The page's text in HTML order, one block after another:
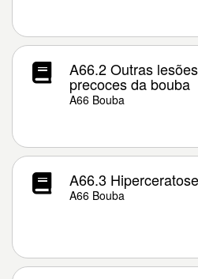
A66.2 Outras
precoces da bouba
A66 Bouba
A66.3
A66 Bouba